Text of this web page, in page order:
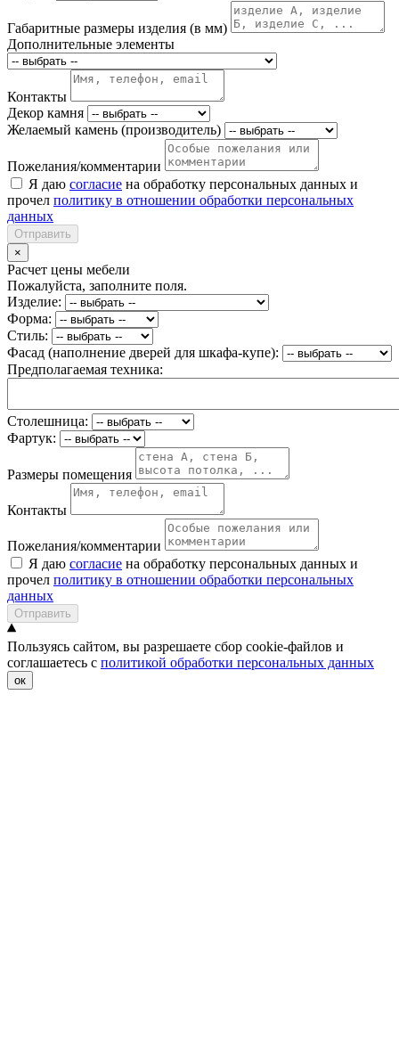
Габаритные размеры изделия (в мм)
Дополнительные элементы
Контакты
Декор камня
Желаемый камень (производитель)
Пожелания/комментарии
Я даю согласие на обработку персональных данных и
прочел политику в отношении обработки персональных
данных
Отправить
×
Расчет цены мебели
Пожалуйста, заполните поля.
Изделие:
Форма:
Стиль:
Фасад (наполнение дверей для шкафа-купе):
Предполагаемая техника:
Столешница:
Фартук:
Размеры помещения
Контакты
Пожелания/комментарии
Я даю согласие на обработку персональных данных и
прочел политику в отношении обработки персональных
данных
Отправить
Пользуясь сайтом, вы разрешаете сбор cookie-файлов и
соглашаетесь с политикой обработки персональных данных
ок